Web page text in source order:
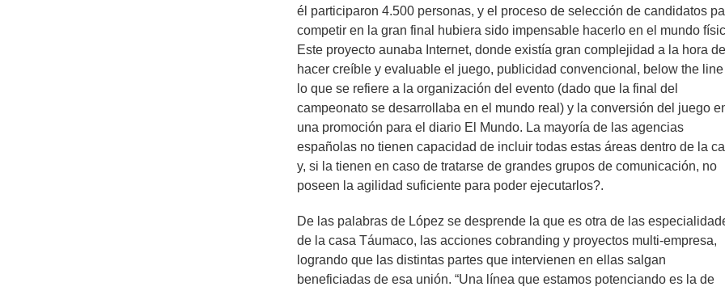
él participaron 4.500 personas, y el proceso de selección de candidatos
competir en la gran final hubiera sido impensable hacerlo en el mundo
Este proyecto aunaba Internet, donde existía gran complejidad a la hora de
hacer creíble y evaluable el juego, publicidad convencional, below the line
lo que se refiere a la organización del evento (dado que la final del
campeonato se desarrollaba en el mundo real) y la conversión del juego
una promoción para el diario El Mundo. La mayoría de las agencias
españolas no tienen capacidad de incluir todas estas áreas dentro de la
y, si la tienen en caso de tratarse de grandes grupos de comunicación, no
poseen la agilidad suficiente para poder ejecutarlos?.
De las palabras de López se desprende la que es otra de las
de la casa Táumaco, las acciones cobranding y proyectos multi-empresa,
logrando que las distintas partes que intervienen en ellas salgan
beneficiadas de esa unión. “Una línea que estamos potenciando es la de